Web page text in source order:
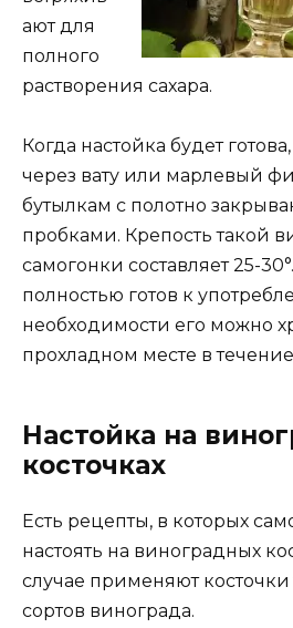
ают для
полного
растворения сахара.
Когда настойка будет
через вату или марлевый
бутылкам с полотно
пробками. Крепость такой
самогонки составляет 25-
полностью готов к
необходимости его можно
прохладном месте в течение
Настойка на
косточках
Есть рецепты, в которых
настоять на виноградных
случае применяют
сортов винограда.